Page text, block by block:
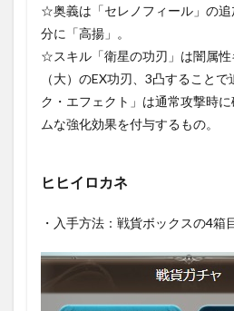
☆奥義は「セレノフィール」の追
分に「高揚」。
☆スキル「衛星の功刃」は闇属
（大）のEX功刃、3凸すること
ク・エフェクト」は通常攻撃時
ムな強化効果を付与するもの。
ヒヒイロカネ
・入手方法：戦貨ボックスの4箱